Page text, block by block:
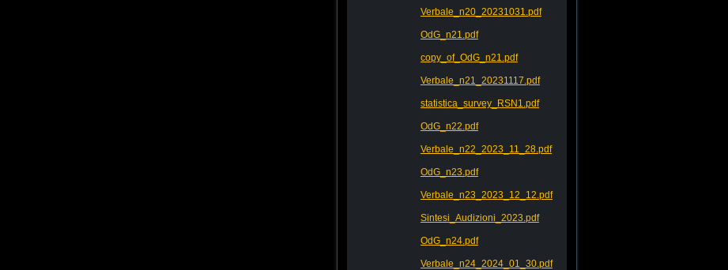
Verbale_n20_20231031.pdf
OdG_n21.pdf
copy_of_OdG_n21.pdf
Verbale_n21_20231117.pdf
statistica_survey_RSN1.pdf
OdG_n22.pdf
Verbale_n22_2023_11_28.pdf
OdG_n23.pdf
Verbale_n23_2023_12_12.pdf
Sintesi_Audizioni_2023.pdf
OdG_n24.pdf
Verbale_n24_2024_01_30.pdf